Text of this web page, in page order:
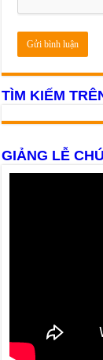
TÌM KIẾM
GIẢNG LỄ